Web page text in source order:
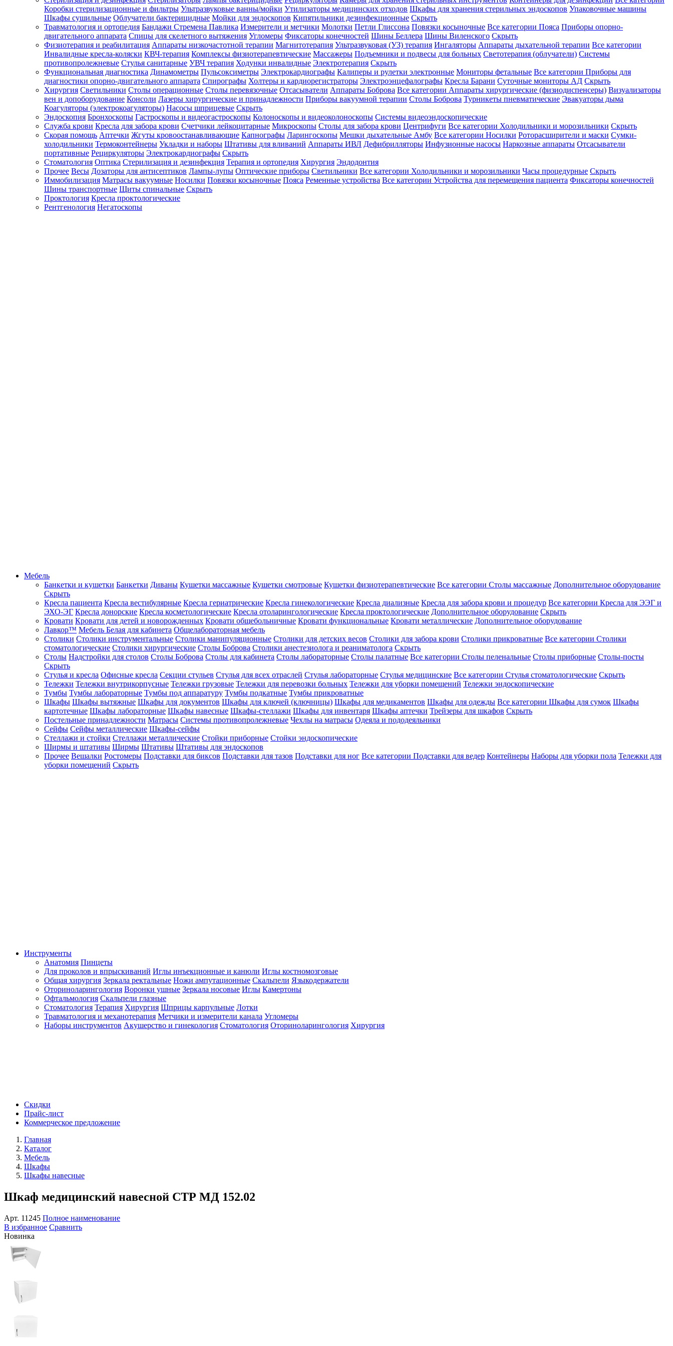
Зарегистрироваться
Зачем
регистрироваться?
Все
покупки
в
одном
месте
Личный
менеджер
Отслеживание
статуса
заказа
Коробки стерилизационные и фильтры Ультразвуковые ванны/мойки Утилизаторы медицинских отходов Шкафы для хранения стерильных эндоскопов Упаковочные машины
Шкафы сушильные Облучатели бактерицидные Мойки для эндоскопов Кипятильники дезинфекционные Скрыть
Травматология и ортопедия Бандажи Стремена Павлика Измерители и метчики Молотки Петли Глиссона Повязки косыночные Все категории Пояса Приборы опорно-
двигательного аппарата Спицы для скелетного вытяжения Угломеры Фиксаторы конечностей Шины Беллера Шины Виленского Скрыть
Физиотерапия и реабилитация Аппараты низкочастотной терапии Магнитотерапия Ультразвуковая (УЗ) терапия Ингаляторы Аппараты дыхательной терапии Все категории
Инвалидные кресла-коляски КВЧ-терапия Комплексы физиотерапевтические Массажеры Подъемники и подвесы для больных Светотерапия (облучатели) Системы
противопролежневые Стулья санитарные УВЧ терапия Ходунки инвалидные Электротерапия Скрыть
Функциональная диагностика Динамометры Пульсоксиметры Электрокардиографы Калиперы и рулетки электронные Мониторы фетальные Все категории Приборы для
диагностики опорно-двигательного аппарата Спирографы Холтеры и кардиорегистраторы Электроэнцефалографы Кресла Барани Суточные мониторы АД Скрыть
Хирургия Светильники Столы операционные Столы перевязочные Отсасыватели Аппараты Боброва Все категории Аппараты хирургические (физиодиспенсеры) Визуализаторы
вен и допоборудование Консоли Лазеры хирургические и принадлежности Приборы вакуумной терапии Столы Боброва Турникеты пневматические Эвакуаторы дыма
Коагуляторы (электрокоагуляторы) Насосы шприцевые Скрыть
Эндоскопия Бронхоскопы Гастроскопы и видеогастроскопы Колоноскопы и видеоколоноскопы Системы видеоэндоскопические
Служба крови Кресла для забора крови Счетчики лейкоцитарные Микроскопы Столы для забора крови Центрифуги Все категории Холодильники и морозильники Скрыть
Скорая помощь Аптечки Жгуты кровоостанавливающие Капнографы Ларингоскопы Мешки дыхательные Амбу Все категории Носилки Роторасширители и маски Сумки-
холодильники Термоконтейнеры Укладки и наборы Штативы для вливаний Аппараты ИВЛ Дефибрилляторы Инфузионные насосы Наркозные аппараты Отсасыватели
портативные Рециркуляторы Электрокардиографы Скрыть
Стоматология Оптика Стерилизация и дезинфекция Терапия и ортопедия Хирургия Эндодонтия
Прочее Весы Дозаторы для антисептиков Лампы-лупы Оптические приборы Светильники Все категории Холодильники и морозильники Часы процедурные Скрыть
Иммобилизация Матрасы вакуумные Носилки Повязки косыночные Пояса Ременные устройства Все категории Устройства для перемещения пациента Фиксаторы конечностей
Шины транспортные Щиты спинальные Скрыть
Проктология Кресла проктологические
Рентгенология Негатоскопы
Мебель
Банкетки и кушетки Банкетки Диваны Кушетки массажные Кушетки смотровые Кушетки физиотерапевтические Все категории Столы массажные Дополнительное оборудование
Скрыть
Кресла пациента Кресла вестибулярные Кресла гериатрические Кресла гинекологические Кресла диализные Кресла для забора крови и процедур Все категории Кресла для ЭЭГ и
ЭХО-ЭГ Кресла донорские Кресла косметологические Кресла отоларингологические Кресла проктологические Дополнительное оборудование Скрыть
Кровати Кровати для детей и новорожденных Кровати общебольничные Кровати функциональные Кровати металлические Дополнительное оборудование
Лавкор™ Мебель Белая для кабинета Общелабораторная мебель
Столики Столики инструментальные Столики манипуляционные Столики для детских весов Столики для забора крови Столики прикроватные Все категории Столики
стоматологические Столики хирургические Столы Боброва Столики анестезиолога и реаниматолога Скрыть
Столы Надстройки для столов Столы Боброва Столы для кабинета Столы лабораторные Столы палатные Все категории Столы пеленальные Столы приборные Столы-посты
Скрыть
Стулья и кресла Офисные кресла Секции стульев Стулья для всех отраслей Стулья лабораторные Стулья медицинские Все категории Стулья стоматологические Скрыть
Тележки Тележки внутрикорпусные Тележки грузовые Тележки для перевозки больных Тележки для уборки помещений Тележки эндоскопические
Тумбы Тумбы лабораторные Тумбы под аппаратуру Тумбы подкатные Тумбы прикроватные
Шкафы Шкафы вытяжные Шкафы для документов Шкафы для ключей (ключницы) Шкафы для медикаментов Шкафы для одежды Все категории Шкафы для сумок Шкафы
картотечные Шкафы лабораторные Шкафы навесные Шкафы-стеллажи Шкафы для инвентаря Шкафы аптечки Трейзеры для шкафов Скрыть
Постельные принадлежности Матрасы Системы противопролежневые Чехлы на матрасы Одеяла и пододеяльники
Сейфы Сейфы металлические Шкафы-сейфы
Стеллажи и стойки Стеллажи металлические Стойки приборные Стойки эндоскопические
Ширмы и штативы Ширмы Штативы Штативы для эндоскопов
Прочее Вешалки Ростомеры Подставки для биксов Подставки для тазов Подставки для ног Все категории Подставки для ведер Контейнеры Наборы для уборки пола Тележки для
уборки помещений Скрыть
Инструменты
Анатомия Пинцеты
Для проколов и впрыскиваний Иглы инъекционные и канюли Иглы костномозговые
Общая хирургия Зеркала ректальные Ножи ампутационные Скальпели Языкодержатели
Оториноларингология Воронки ушные Зеркала носовые Иглы Камертоны
Офтальмология Скальпели глазные
Стоматология Терапия Хирургия Шприцы карпульные Лотки
Травматология и механотерапия Метчики и измерители канала Угломеры
Наборы инструментов Акушерство и гинекология Стоматология Оториноларингология Хирургия
Скидки
Прайс-лист
Коммерческое предложение
Главная
Каталог
Мебель
Шкафы
Шкафы навесные
Шкаф медицинский навесной СТР МД 152.02
Арт. 11245 Полное наименование
В избранное Сравнить
Новинка